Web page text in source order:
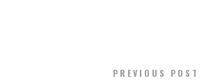
PREVIOUS POST